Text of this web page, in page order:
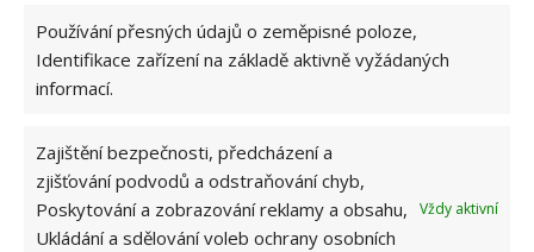
Používání přesných údajů o zeměpisné poloze,
Identifikace zařízení na základě aktivně vyžádaných
informací.
Zajištění bezpečnosti, předcházení a
zjišťování podvodů a odstraňování chyb,
Poskytování a zobrazování reklamy a obsahu,
Ukládání a sdělování voleb ochrany osobních
Vždy aktivní